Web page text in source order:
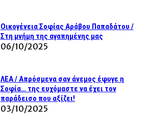
Οικογένεια Σοφίας Αράβου Παπαδάτου /
Στη μνήμη της αγαπημένης μας
06/10/2025
ΛΕΑ / Απρόσμενα σαν άνεμος έφυγε η
Σοφία… της ευχόμαστε να έχει τον
παράδεισο που αξίζει!
03/10/2025